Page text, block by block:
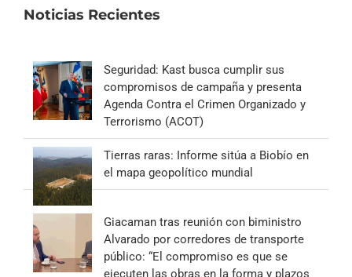
Noticias Recientes
Seguridad: Kast busca cumplir sus
compromisos de campaña y presenta
Agenda Contra el Crimen Organizado y
Terrorismo (ACOT)
Tierras raras: Informe sitúa a Biobío en
el mapa geopolítico mundial
Giacaman tras reunión con biministro
Alvarado por corredores de transporte
público: “El compromiso es que se
ejecuten las obras en la forma y plazos